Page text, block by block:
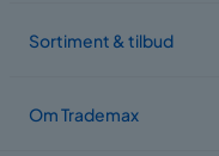
Sortiment & tilbud
Om Trademax